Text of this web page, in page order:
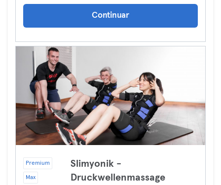
Continuar
Premium
Max
Slimyonik -
Druckwellenmassage